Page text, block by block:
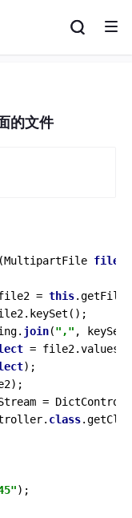
的文件
file
=
this
join("," ,
=
);
=
class
);